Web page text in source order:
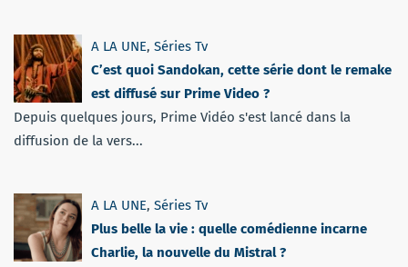
A LA UNE, Séries Tv
C’est quoi Sandokan, cette série dont le remake
est diffusé sur Prime Video ?
Depuis quelques jours, Prime Vidéo s'est lancé dans la
diffusion de la vers...
A LA UNE, Séries Tv
Plus belle la vie : quelle comédienne incarne
Charlie, la nouvelle du Mistral ?